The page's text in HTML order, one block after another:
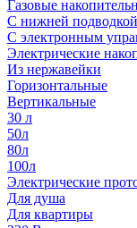
Газовые
С нижней подводкой
С электронным
Электрические
Из нержавейки
Горизонтальные
Вертикальные
30 л
50л
80л
100л
Электрические
Для душа
Для квартиры